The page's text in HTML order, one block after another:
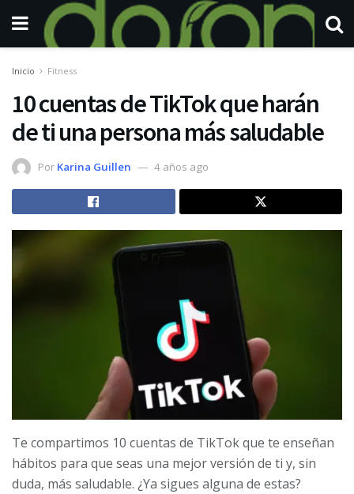
Inicio Fitness
10 cuentas de TikTok que harán
de ti una persona más saludable
Por Karina Guillen 4 años ago
Te compartimos 10 cuentas de TikTok que te enseñan
hábitos para que seas una mejor versión de ti y, sin
duda, más saludable. ¿Ya sigues alguna de estas?